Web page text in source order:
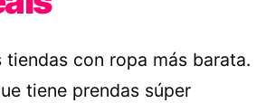
tiendas con ropa más barata.
tiene prendas súper